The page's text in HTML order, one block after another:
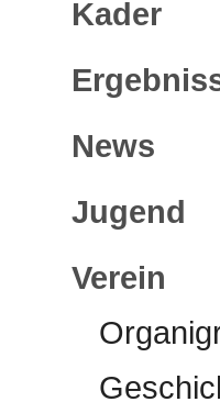
Kader
News
Jugend
Verein